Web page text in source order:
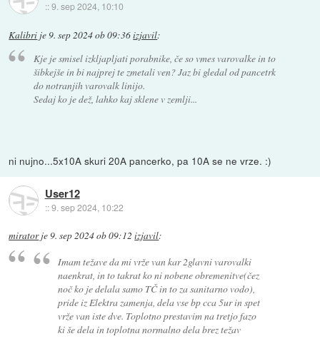
::9. sep 2024, 10:10
Kalibri je9. sep 2024 ob 09:36izjavil:
Kje je smisel izkljapljati porabnike, če so vmes varovalke in to
šibkejše in bi najprej te zmetali ven? Jaz bi gledal od pancetrk
do notranjih varovalk linijo.
Sedaj ko je dež, lahko kaj sklene v zemlji...
ni nujno...5x10A skuri 20A pancerko, pa 10A se ne vrze. :)
User12
::9. sep 2024, 10:22
miratorje9. sep 2024 ob 09:12 izjavil:
Imam težave da mi vrže van kar 2glavni varovalki
naenkrat, in to takrat ko ni nobene obremenitve(čez
noč ko je delala samo TČ in to za sanitarno vodo),
pride iz Elektra zamenja, dela vse bp cca 5ur in spet
vrže van iste dve. Toplotno prestavim na tretjo fazo
ki še dela in toplotna normalno dela brez težav